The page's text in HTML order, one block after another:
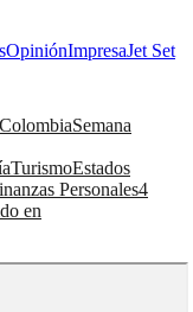
OpiniónImpresaJet Set
Semana
TurismoEstados
Personales4
en